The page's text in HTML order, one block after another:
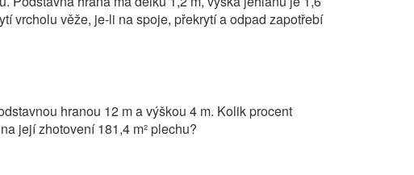
vrcholu věže, je-li na spoje, překrytí a odpad zapotřebí
hranou 12 m a výškou 4 m. Kolik procent
její zhotovení 181,4 m² plechu?